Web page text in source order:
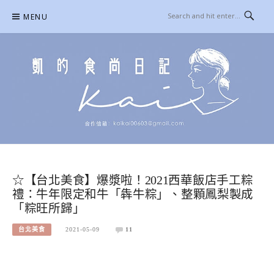
content
MENU
☆【台北美食】爆漿啦！2021西華飯店手工粽
禮：牛年限定和牛「犇牛粽」、整顆鳳梨製成
「粽旺所歸」
台北美食 2021-05-09 11